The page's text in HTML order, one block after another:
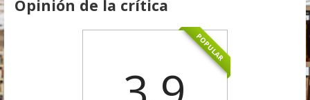
Opinión de la crítica
POPULAR